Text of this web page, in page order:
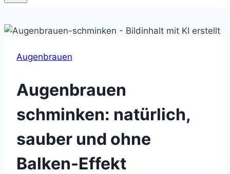
Augenbrauen
Augenbrauen
schminken: natürlich,
sauber und ohne
Balken-Effekt